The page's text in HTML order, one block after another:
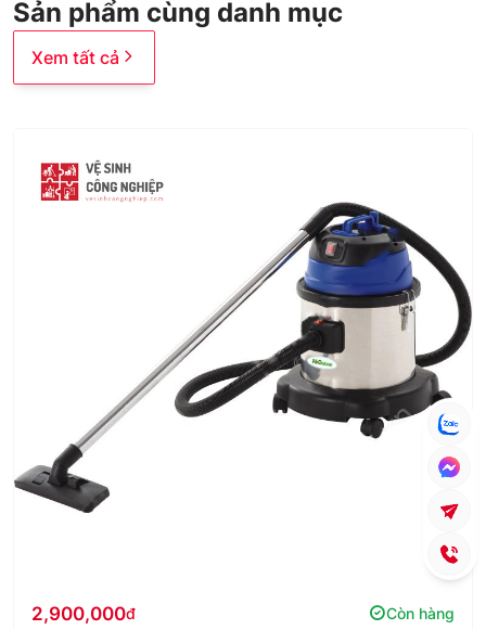
Sản phẩm cùng danh mục
Xem tất cả
2,900,000đ Còn hàng